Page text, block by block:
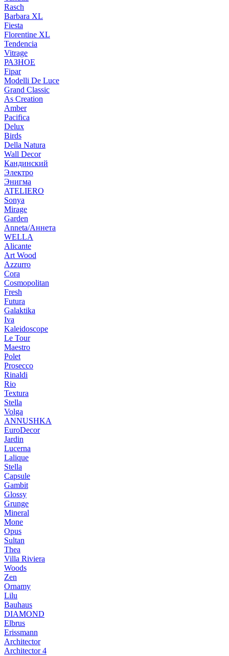
Rasch
Barbara XL
Fiesta
Florentine XL
Tendencia
Vitrage
РАЗНОЕ
Fipar
Modelli De Luce
Grand Classic
As Creation
Amber
Pacifica
Delux
Birds
Della Natura
Wall Decor
Кандинский
Электро
Энигма
ATELIERO
Sonya
Mirage
Garden
Anneta/Аннета
WELLA
Alicante
Art Wood
Azzurro
Cora
Cosmopolitan
Fresh
Futura
Galaktika
Iva
Kaleidoscope
Le Tour
Maestro
Polet
Prosecco
Rinaldi
Rio
Textura
Stella
Volga
ANNUSHKA
EuroDecor
Jardin
Lucerna
Lalique
Stella
Capsule
Gambit
Glossy
Grunge
Mineral
Mone
Opus
Sultan
Thea
Villa Riviera
Woods
Zen
Ornamy
Lilu
Bauhaus
DIAMOND
Elbrus
Erissmann
Architector
Architector 4